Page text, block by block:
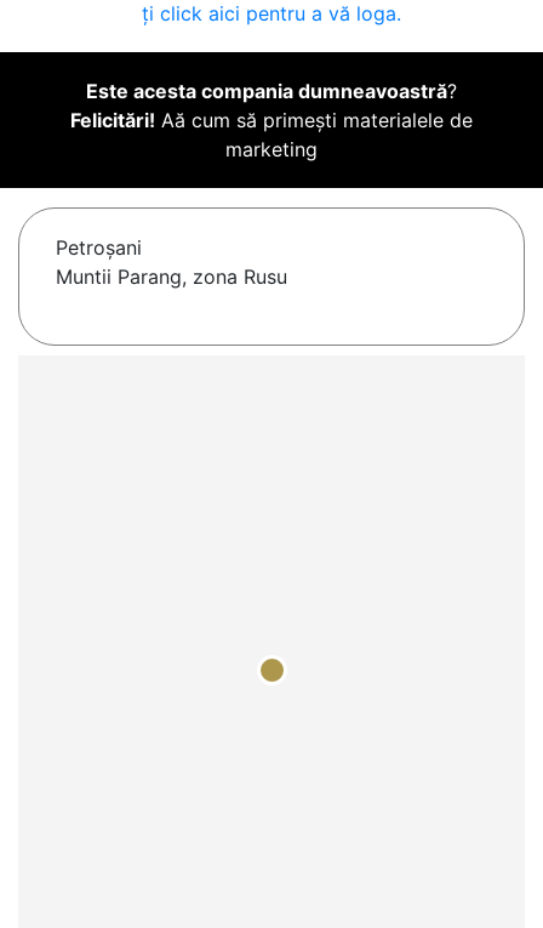
ți click aici pentru a vă loga.
Este acesta compania dumneavoastră?
Felicitări! Aă cum să primești materialele de
marketing
Petroşani
Muntii Parang, zona Rusu